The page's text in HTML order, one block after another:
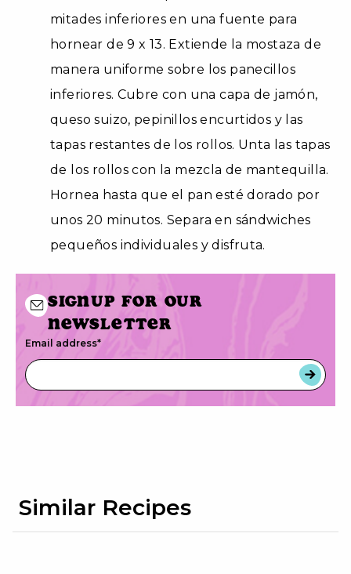
mitades inferiores en una fuente para
hornear de 9 x 13. Extiende la mostaza de
manera uniforme sobre los panecillos
inferiores. Cubre con una capa de jamón,
queso suizo, pepinillos encurtidos y las
tapas restantes de los rollos. Unta las tapas
de los rollos con la mezcla de mantequilla.
Hornea hasta que el pan esté dorado por
unos 20 minutos. Separa en sándwiches
pequeños individuales y disfruta.
Signup for our
newsletter
Email address*
Similar Recipes